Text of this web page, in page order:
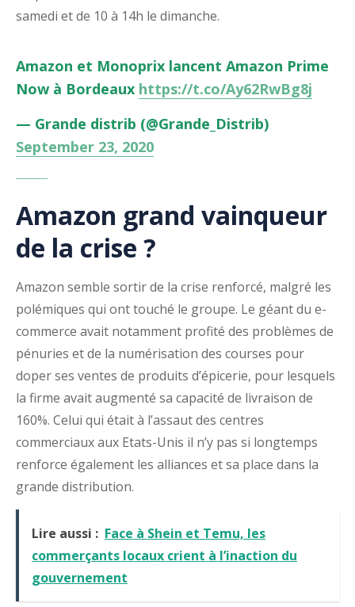
samedi et de 10 à 14h le dimanche.
Amazon et Monoprix lancent Amazon Prime
Now à Bordeaux https://t.co/Ay62RwBg8j
— Grande distrib (@Grande_Distrib)
September 23, 2020
Amazon grand vainqueur
de la crise ?
Amazon semble sortir de la crise renforcé, malgré les
polémiques qui ont touché le groupe. Le géant du e-
commerce avait notamment profité des problèmes de
pénuries et de la numérisation des courses pour
doper ses ventes de produits d’épicerie, pour lesquels
la firme avait augmenté sa capacité de livraison de
160%. Celui qui était à l’assaut des centres
commerciaux aux Etats-Unis il n’y pas si longtemps
renforce également les alliances et sa place dans la
grande distribution.
Lire aussi : Face à Shein et Temu, les
commerçants locaux crient à l’inaction du
gouvernement